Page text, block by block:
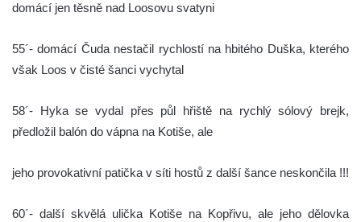
domácí jen těsně nad Loosovu svatyni
55´- domácí Čuda nestačil rychlostí na hbitého Duška, kterého
však Loos v čisté šanci vychytal
58´- Hyka se vydal přes půl hřiště na rychlý sólový brejk,
předložil balón do vápna na Kotiše, ale
jeho provokativní patička v síti hostů z další šance neskončila !!!
60´- další skvělá ulička Kotiše na Kopřivu, ale jeho dělovka